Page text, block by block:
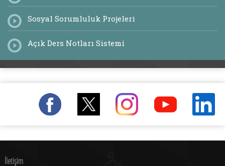
Sosyal Sorumluluk Projeleri
Açık Ders Notları Sistemi
İletişim